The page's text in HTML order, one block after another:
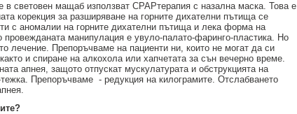
в световен мащаб използват CPAPтерапия с назална маска. Това е
корекция за разширяване на горните дихателни пътища се
с аномалии на горните дихателни пътища и лека форма на
провежданата манипулация е увуло-палато-фаринго-пластика. Но
лечение. Препоръчваме на пациенти ни, които не могат да си
и спиране на алкохола или хапчетата за сън вечерно време.
апнея, защото отпускат мускулатурата и обструкцията на
Препоръчваме - редукция на килограмите. Отслабването